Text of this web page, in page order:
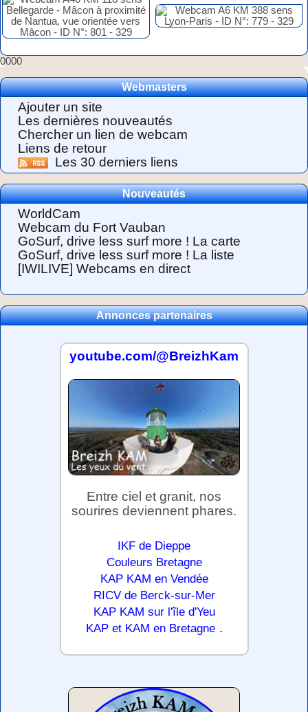
0000
Webmasters
Ajouter un site
Les dernières nouveautés
Chercher un lien de webcam
Liens de retour
Les 30 derniers liens
Nouveautés
WorldCam
Webcam du Fort Vauban
GoSurf, drive less surf more ! La carte
GoSurf, drive less surf more ! La liste
[IWILIVE] Webcams en direct
Annonces partenaires
youtube.com/@BreizhKam
Entre ciel et granit, nos
sourires deviennent phares.
IKF de Dieppe
Couleurs Bretagne
KAP KAM en Vendée
RICV de Berck-sur-Mer
KAP KAM sur l'île d'Yeu
KAP et KAM en Bretagne .